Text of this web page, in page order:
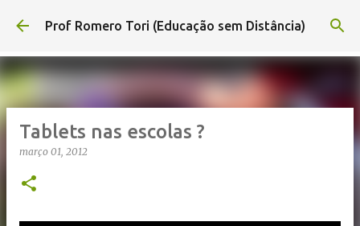
Pular para o conteúdo principal
Prof Romero Tori (Educação sem Distância)
Tablets nas escolas ?
março 01, 2012